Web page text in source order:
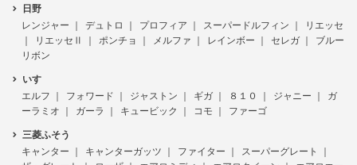
日野
レンジャー
デュトロ プロフィア スーパードルフィン
リエッセ
リエッセⅡ
ポンチョ メルファ レインボー セレガ
ブルー
リボン
いすゞ
エルフ
フォワード ジャストン ギガ ８１０ ジャニー
ガ
ーラミオ
ガーラ キュービック コモ ファーゴ
三菱ふそう
キャンター
キャンターガッツ ファイター
スーパーグレート